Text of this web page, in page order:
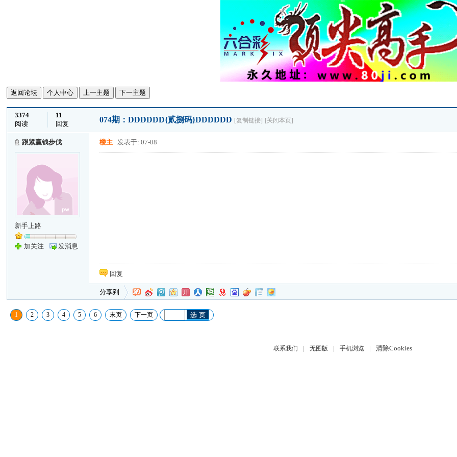
返回论坛 个人中心 上一主题 下一主题
3374
阅读
11
回复
074期：DDDDDD{贰捌码}DDDDDD [复制链接] [关闭本页]
跟紧赢钱步伐
新手上路
加关注 发消息
楼主 发表于: 07-08
回复
分享到
1 2 3 4 5 6 末页 下一页 选 页
联系我们 | 无图版 | 手机浏览 | 清除Cookies